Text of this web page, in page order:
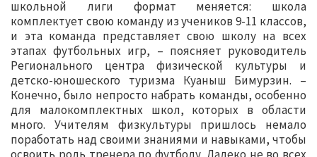
школьной лиги формат меняется: школа
комплектует свою команду из учеников 9-11 классов,
и эта команда представляет свою школу на всех
этапах футбольных игр, – поясняет руководитель
Регионального центра физической культуры и
детско-юношеского туризма Куаныш Бимурзин. –
Конечно, было непросто набрать команды, особенно
для малокомплектных школ, которых в области
много. Учителям физкультуры пришлось немало
поработать над своими знаниями и навыками, чтобы